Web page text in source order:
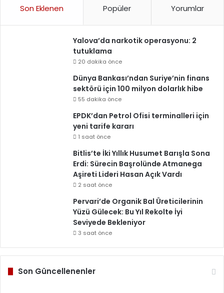
Son Eklenen Popüler Yorumlar
Yalova’da narkotik operasyonu: 2
tutuklama
20 dakika önce
Dünya Bankası’ndan Suriye’nin finans
sektörü için 100 milyon dolarlık hibe
55 dakika önce
EPDK’dan Petrol Ofisi terminalleri için
yeni tarife kararı
1 saat önce
Bitlis’te İki Yıllık Husumet Barışla Sona
Erdi: Sürecin Başrolünde Atmanega
Aşireti Lideri Hasan Açık Vardı
2 saat önce
Pervari’de Organik Bal Üreticilerinin
Yüzü Gülecek: Bu Yıl Rekolte İyi
Seviyede Bekleniyor
3 saat önce
Son Güncellenenler